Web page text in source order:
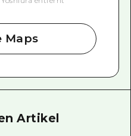
Maps
Artikel